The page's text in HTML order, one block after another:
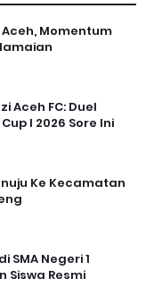
Momentum
Aceh FC: Duel
I 2026 Sore Ini
Ke Kecamatan
SMA Negeri 1
Siswa Resmi